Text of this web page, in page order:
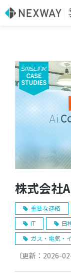
株式会社
重要な連絡
IT
日
ガス・電気・
（更新： 2026-